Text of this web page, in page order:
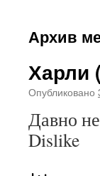
Архив
Харли
Опубликовано
Давно
Dislike